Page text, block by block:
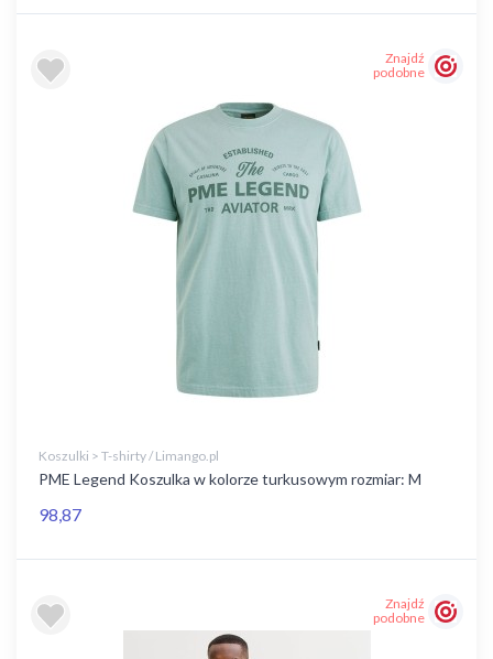
Znajdź
podobne
Koszulki > T-shirty / Limango.pl
PME Legend Koszulka w kolorze turkusowym rozmiar: M
98,87
Znajdź
podobne